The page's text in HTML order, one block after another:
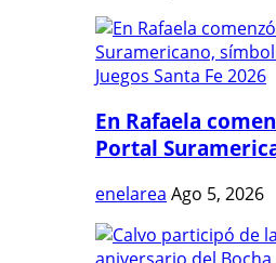
En Rafaela
Portal
enelarea Ago 5, 2026